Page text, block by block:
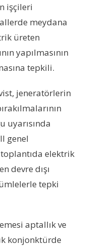
işçileri
meydana
üreten
yapılmasının
tepkili.
jeneratörlerin
uyarısında
genel
elektrik
devre dışı
tepki
aptallık ve
konjonktürde